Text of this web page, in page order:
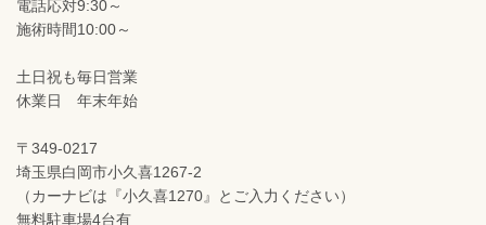
電話応対9:30～
施術時間10:00～
土日祝も毎日営業
休業日 年末年始
〒349-0217
埼玉県白岡市小久喜1267-2
（カーナビは『小久喜1270』とご入力ください）
無料駐車場4台有